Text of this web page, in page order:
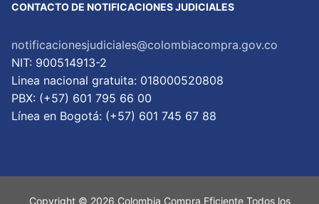
CONTACTO DE NOTIFICACIONES JUDICIALES
notificacionesjudiciales@colombiacompra.gov.co
NIT: 900514913-2
Linea nacional gratuita: 018000520808
PBX: (+57) 601 795 66 00
Lí­nea en Bogotá: (+57) 601 745 67 88
Copyright © 2026 Colombia Compra Eficiente Todos los